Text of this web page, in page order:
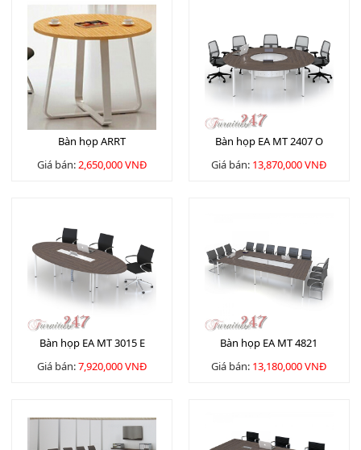
Bàn họp ARRT
Giá bán:2,650,000 VNĐ
Bàn họp EA MT 2407 O
Giá bán: 13,870,000 VNĐ
Bàn họp EA MT 3015 E
Giá bán:7,920,000 VNĐ
Bàn họp EA MT 4821
Giá bán: 13,180,000 VNĐ